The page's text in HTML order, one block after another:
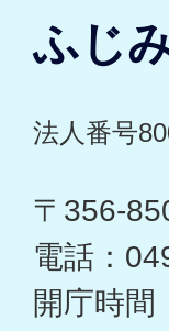
ふじ
法人番号
〒356-
電話：
開庁時間